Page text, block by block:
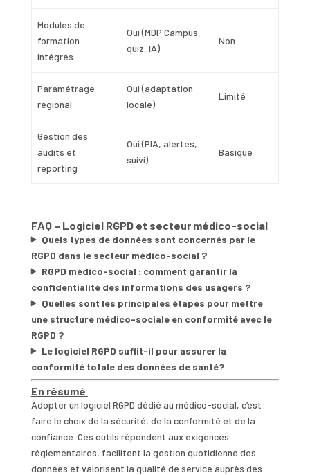
Modules de
formation
intégrés
Oui (MDP Campus,
quiz, IA)
Non
Paramétrage
régional
Oui (adaptation
locale)
Limité
Gestion des
audits et
reporting
Oui (PIA, alertes,
suivi)
Basique
FAQ – Logiciel RGPD et secteur médico-social
Quels types de données sont concernés par le
RGPD dans le secteur médico-social ?
RGPD médico-social : comment garantir la
confidentialité des informations des usagers ?
Quelles sont les principales étapes pour mettre
une structure médico-sociale en conformité avec le
RGPD ?
Le logiciel RGPD suffit-il pour assurer la
conformité totale des données de santé?
En résumé
Adopter un logiciel RGPD dédié au médico-social, c’est
faire le choix de la sécurité, de la conformité et de la
confiance. Ces outils répondent aux exigences
réglementaires, facilitent la gestion quotidienne des
données et valorisent la qualité de service auprès des